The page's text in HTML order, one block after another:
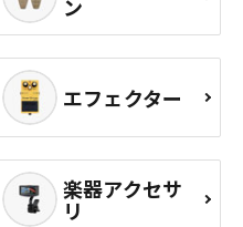
ン
エフェクター
楽器アクセサ
リ